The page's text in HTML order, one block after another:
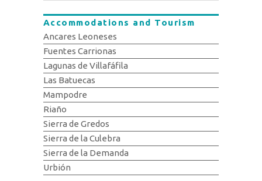
Accommodations and Tourism
Ancares Leoneses
Fuentes Carrionas
Lagunas de Villafáfila
Las Batuecas
Mampodre
Riaño
Sierra de Gredos
Sierra de la Culebra
Sierra de la Demanda
Urbión